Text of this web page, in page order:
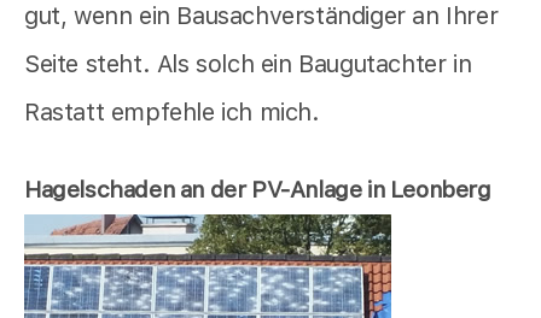
gut, wenn ein Bausachverständiger an Ihrer
Seite steht. Als solch ein Baugutachter in
Rastatt empfehle ich mich.
Hagelschaden an der PV-Anlage in Leonberg